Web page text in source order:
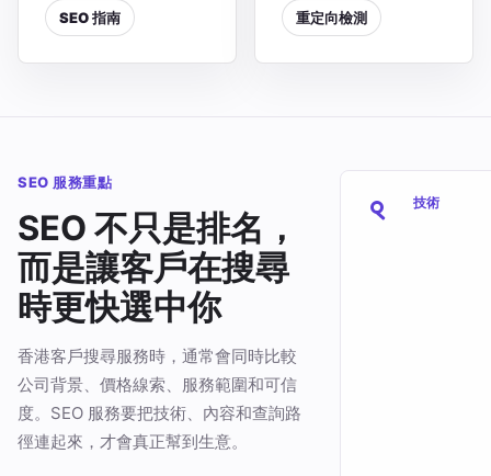
SEO 指南 重定向檢測
SEO 服務重點
SEO 不只是排名，
而是讓客戶在搜尋
時更快選中你
香港客戶搜尋服務時，通常會同時比較
公司背景、價格線索、服務範圍和可信
度。SEO 服務要把技術、內容和查詢路
徑連起來，才會真正幫到生意。
技術